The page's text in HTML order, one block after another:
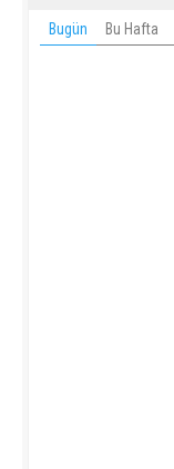
Bugün Bu Hafta